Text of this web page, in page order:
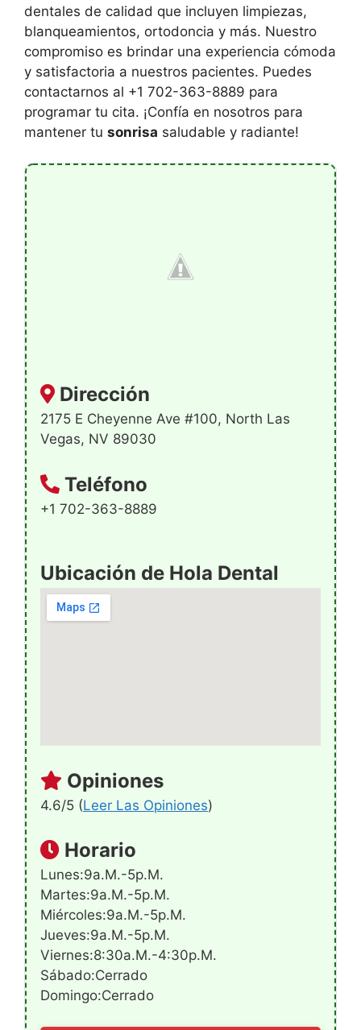
dentales de calidad que incluyen limpiezas,
blanqueamientos, ortodoncia y más. Nuestro
compromiso es brindar una experiencia cómoda
y satisfactoria a nuestros pacientes. Puedes
contactarnos al +1 702-363-8889 para
programar tu cita. ¡Confía en nosotros para
mantener tu sonrisa saludable y radiante!
Dirección
2175 E Cheyenne Ave #100, North Las
Vegas, NV 89030
Teléfono
+1 702-363-8889
Ubicación de Hola Dental
Opiniones
4.6/5 (Leer Las Opiniones)
Horario
Lunes:9a.m.-5p.m.
Martes:9a.m.-5p.m.
Miércoles:9a.m.-5p.m.
Jueves:9a.m.-5p.m.
Viernes:8:30a.m.-4:30p.m.
Sábado:Cerrado
Domingo:Cerrado